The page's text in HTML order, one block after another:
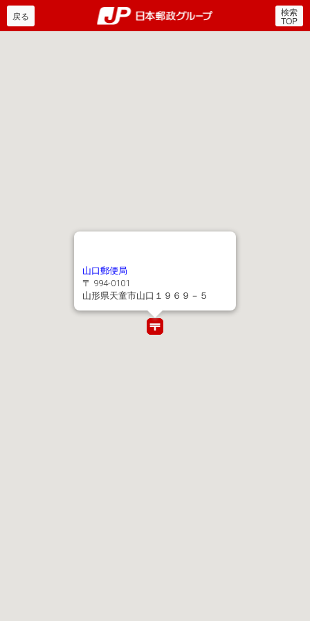
郵便局・日本郵政グルー
戻る 検索
TOP
山口郵便局
〒 994-0101
山形県天童市山口１９６９－５